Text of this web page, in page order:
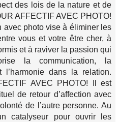
des lois de la nature et de
AFFECTIF AVEC PHOTO!
avec photo vise à éliminer les
vous et votre être cher, à
et à raviver la passion qui
la communication, la
l’harmonie dans la relation.
AVEC PHOTO! Il est
de retour d’affection avec
de l’autre personne. Au
catalyseur pour ouvrir les